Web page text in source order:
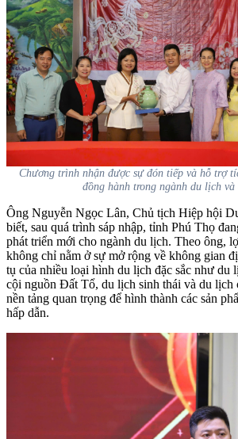
Chương trình nhận được sự đón tiếp và hỗ trợ
đồng hành trong ngành du lịch và
Ông Nguyễn Ngọc Lân, Chủ tịch Hiệp hội
biết, sau quá trình sáp nhập, tỉnh Phú Thọ
phát triển mới cho ngành du lịch. Theo ông,
không chỉ nằm ở sự mở rộng về không gian
tụ của nhiều loại hình du lịch đặc sắc như du
cội nguồn Đất Tổ, du lịch sinh thái và du lịch
nền tảng quan trọng để hình thành các sản
hấp dẫn.